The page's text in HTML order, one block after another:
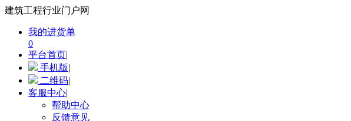
建筑工程行业门户网
我的进货单
0
平台首页|
手机版|
二维码|
客服中心|
帮助中心
反馈意见